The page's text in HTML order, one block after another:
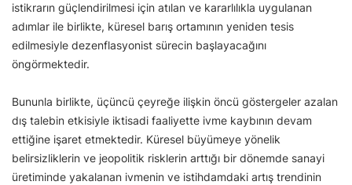
istikrarın güçlendirilmesi için atılan ve kararlılıkla uygulanan
adımlar ile birlikte, küresel barış ortamının yeniden tesis
edilmesiyle dezenflasyonist sürecin başlayacağını
öngörmektedir.
Bununla birlikte, üçüncü çeyreğe ilişkin öncü göstergeler azalan
dış talebin etkisiyle iktisadi faaliyette ivme kaybının devam
ettiğine işaret etmektedir. Küresel büyümeye yönelik
belirsizliklerin ve jeopolitik risklerin arttığı bir dönemde sanayi
üretiminde yakalanan ivmenin ve istihdamdaki artış trendinin